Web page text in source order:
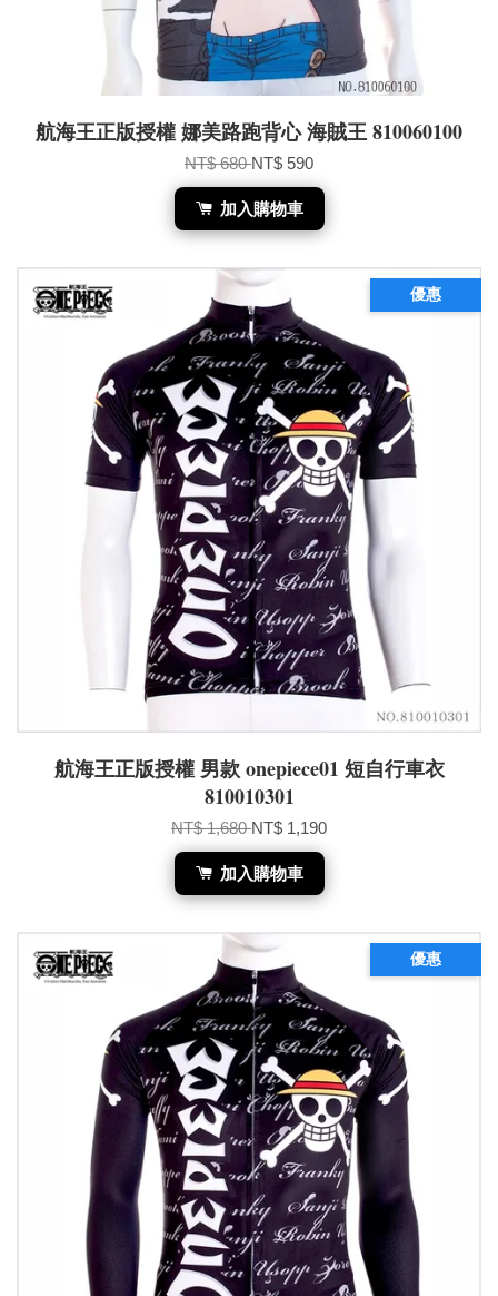
航海王正版授權 娜美路跑背心 海賊王 810060100
NT$ 680NT$ 590
加入購物車
優惠
航海王正版授權 男款 onepiece01 短自行車衣
810010301
NT$ 1,680NT$ 1,190
加入購物車
優惠